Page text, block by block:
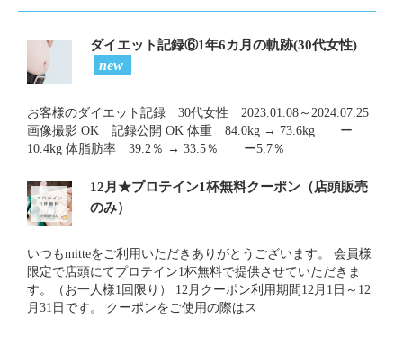
ダイエット記録⑥1年6カ月の軌跡(30代女性)
new
お客様のダイエット記録 30代女性 2023.01.08～2024.07.25
画像撮影 OK 記録公開 OK 体重 84.0kg → 73.6kg ー
10.4kg 体脂肪率 39.2％ → 33.5％ ー5.7％
12月★プロテイン1杯無料クーポン（店頭販売
のみ）
いつもmitteをご利用いただきありがとうございます。 会員様
限定で店頭にてプロテイン1杯無料で提供させていただきま
す。（お一人様1回限り） 12月クーポン利用期間12月1日～12
月31日です。 クーポンをご使用の際はス